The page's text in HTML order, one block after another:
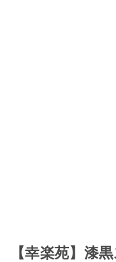
【幸楽苑】漆